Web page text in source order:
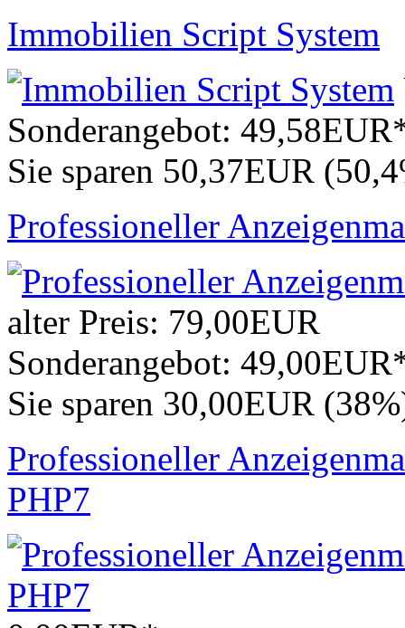
Immobilien Script System
Sonderangebot:
Sie sparen 50,37EUR
Professioneller
alter Preis: 79,00EUR
Sonderangebot:
Sie sparen 30,00EUR
Professioneller
PHP7